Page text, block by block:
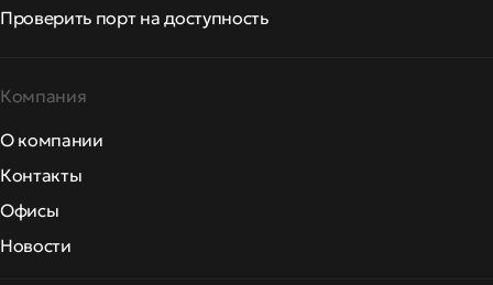
Проверить порт на доступность
Компания
О компании
Контакты
Офисы
Новости